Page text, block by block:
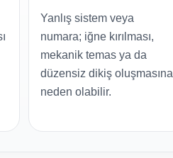
Yanlış sistem veya
numara; iğne kırılması,
mekanik temas ya da
düzensiz dikiş oluşmasına
neden olabilir.